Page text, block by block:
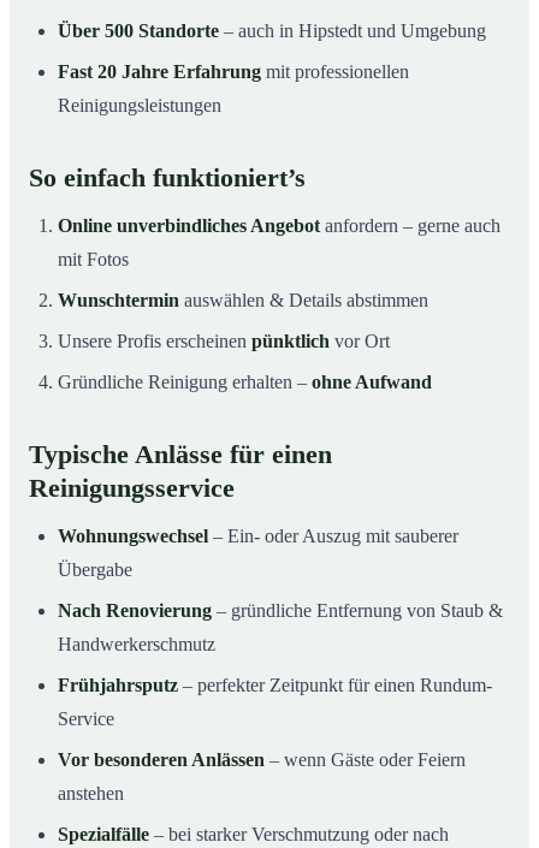
Über 500 Standorte – auch in Hipstedt und Umgebung
Fast 20 Jahre Erfahrung mit professionellen
Reinigungsleistungen
So einfach funktioniert’s
Online unverbindliches Angebot anfordern – gerne auch
mit Fotos
Wunschtermin auswählen & Details abstimmen
Unsere Profis erscheinen pünktlich vor Ort
Gründliche Reinigung erhalten – ohne Aufwand
Typische Anlässe für einen
Reinigungsservice
Wohnungswechsel – Ein- oder Auszug mit sauberer
Übergabe
Nach Renovierung – gründliche Entfernung von Staub &
Handwerkerschmutz
Frühjahrsputz – perfekter Zeitpunkt für einen Rundum-
Service
Vor besonderen Anlässen – wenn Gäste oder Feiern
anstehen
Spezialfälle – bei starker Verschmutzung oder nach